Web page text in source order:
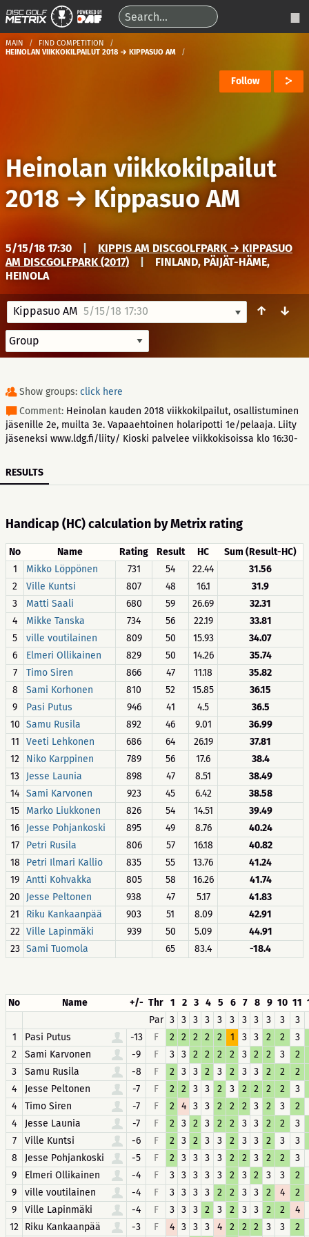
MAIN
FIND COMPETITION
HEINOLAN VIIKKOKILPAILUT 2018 → KIPPASUO AM
Follow
Heinolan viikkokilpailut
2018 → Kippasuo AM
5/15/18 17:30
KIPPIS AM DISCGOLFPARK → KIPPASUO
AM DISCGOLFPARK (2017)
FINLAND, PÄIJÄT-HÄME,
HEINOLA
Kippasuo AM 5/15/18 17:30 ↑ ↓
Show groups: click here
Comment: Heinolan kauden 2018 viikkokilpailut, osallistuminen
jäsenille 2e, muilta 3e. Vapaaehtoinen holaripotti 1e/pelaaja. Liity
jäseneksi www.ldg.fi/liity/ Kioski palvelee viikkokisoissa klo 16:30-
RESULTS
Handicap (HC) calculation by Metrix rating
No Name Rating Result HC
Sum (Result-HC)
1
Mikko Löppönen 731 54 22.44
31.56
2
Ville Kuntsi 807 48 16.1
31.9
3
Matti Saali 680 59 26.69
32.31
4
Mikke Tanska 734 56 22.19
33.81
5
ville voutilainen 809 50 15.93
34.07
6
Elmeri Ollikainen 829 50 14.26
35.74
7
Timo Siren 866 47 11.18
35.82
8
Sami Korhonen 810 52 15.85
36.15
9
Pasi Putus 946 41 4.5
36.5
10 Samu Rusila 892 46 9.01
36.99
11
Veeti Lehkonen 686 64 26.19
37.81
12
Niko Karppinen 789 56 17.6
38.4
13
Jesse Launia 898 47 8.51
38.49
14 Sami Karvonen 923 45 6.42
38.58
15
Marko Liukkonen 826 54 14.51
39.49
16
Jesse Pohjankoski 895 49 8.76
40.24
17
Petri Rusila 806 57 16.18
40.82
18
Petri Ilmari Kallio 835 55 13.76
41.24
19 Antti Kohvakka 805 58 16.26
41.74
20
Jesse Peltonen 938 47 5.17
41.83
21
Riku Kankaanpää 903 51 8.09
42.91
22 Ville Lapinmäki 939 50 5.09
44.91
23 Sami Tuomola 65 83.4 -18.4
No Name +/- Thr 1 2 3 4 5 6 7 8 9 10 11
Par 3 3 3 3 3 3 3 3 3 3
3
1
Pasi Putus -13 F 2 2 2 2 2 1 3 3 2 2
3
2
Sami Karvonen -9 F 3 3 2 2 2 2 3 2 2 3
2
3
Samu Rusila -8 F 2 3 3 2 3 2 3 3 2 2
2
4
Jesse Peltonen -7 F 2 2 3 3 2 3 2 2 2 2
3
4
Timo Siren -7 F 2 4 3 3 2 2 2 3 2 3
2
4
Jesse Launia -7 F 2 3 2 3 2 2 3 3 2 2
3
7
Ville Kuntsi -6 F 2 3 2 3 3 2 3 3 2 3
3
8
Jesse Pohjankoski -5 F 2 3 3 3 3 2 2 3 2 2
3
9
Elmeri Ollikainen -4 F 3 3 3 3 3 2 3 2 3 3
2
9
ville voutilainen -4 F 3 3 3 3 2 2 3 3 2 4
2
9
Ville Lapinmäki -4 F 3 3 3 2 3 2 3 3 2 2
4
12 Riku Kankaanpää -3 F 4 3 3 3 4 2 2 2 3 3 2